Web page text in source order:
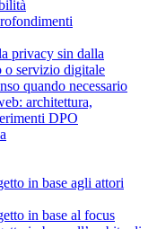
privacy sin dalla
o servizio digitale
quando necessario
architettura,
DPO
in base agli attori
in base al focus